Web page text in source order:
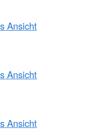
Ansicht
Ansicht
Ansicht